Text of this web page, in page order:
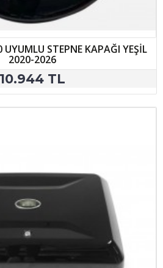
UYUMLU STEPNE KAPAĞI YEŞİL
2020-2026
10.944 TL